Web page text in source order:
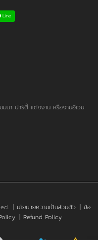
Line
นา ปาร์ตี้ แต่งงาน หรืองานอีเวน
| นโยบายความเป็นส่วนตัว | ข้อ
| Refund Policy